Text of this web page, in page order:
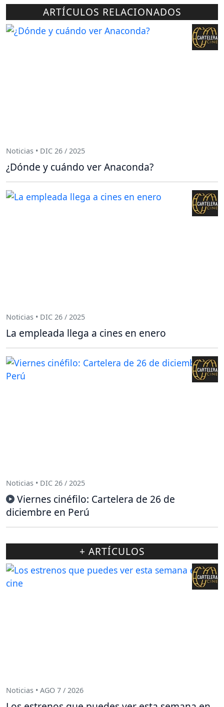
ARTÍCULOS RELACIONADOS
Noticias • DIC 26 / 2025
¿Dónde y cuándo ver Anaconda?
Noticias • DIC 26 / 2025
La empleada llega a cines en enero
Noticias • DIC 26 / 2025
Viernes cinéfilo: Cartelera de 26 de
diciembre en Perú
+ ARTÍCULOS
Noticias • AGO 7 / 2026